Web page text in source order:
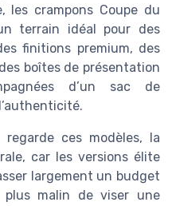
les crampons Coupe du
terrain idéal pour des
finitions premium, des
boîtes de présentation
d’un sac de
ces modèles, la
car les versions élite
largement un budget
plus malin de viser une